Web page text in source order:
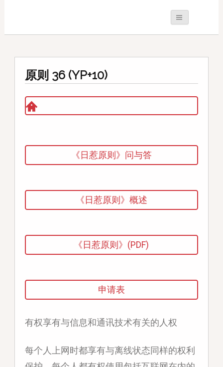
原则 36 (YP+10)
《日惹原则》问与答
《日惹原则》概述
《日惹原则》(PDF)
申请表
有权享有与信息和通讯技术有关的人权
每个人上网时都享有与离线状态同样的权利